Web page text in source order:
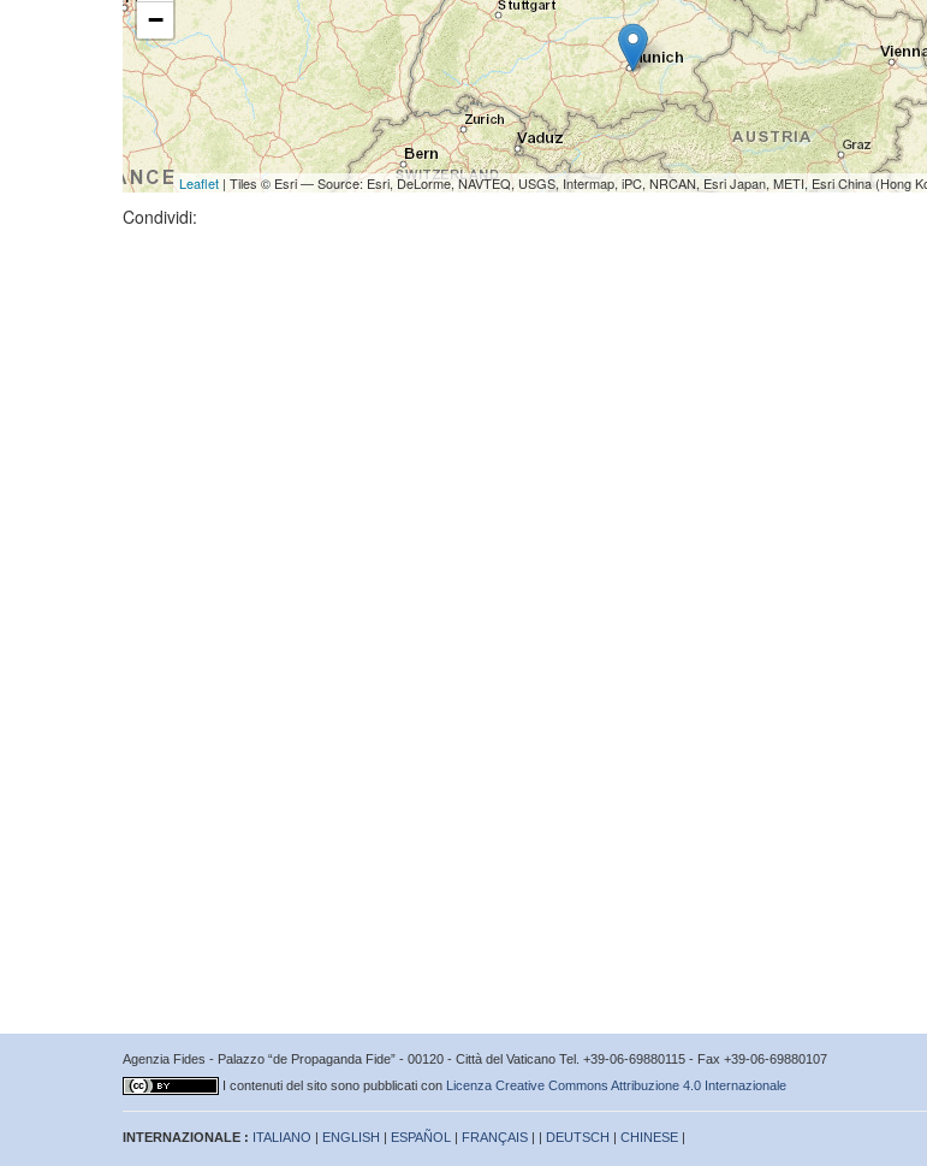
−
Leaflet| Tiles © Esri — Source: Esri, DeLorme, NAVTEQ, USGS, Intermap, iPC, NRCAN, Esri Japan, METI, Esri China (Hong
Condividi:
Agenzia Fides - Palazzo “de Propaganda Fide” - 00120 - Città del Vaticano Tel. +39-06-69880115 - Fax +39-06-69880107
I contenuti del sito sono pubblicati con Licenza Creative Commons Attribuzione 4.0 Internazionale
INTERNAZIONALE : ITALIANO | ENGLISH | ESPAÑOL | FRANÇAIS | | DEUTSCH | CHINESE |